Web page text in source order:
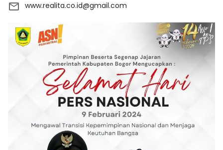
www.realita.co.id@gmail.com